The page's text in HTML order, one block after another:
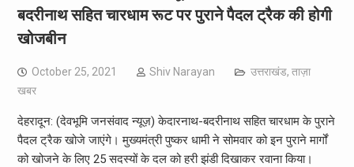
बदरीनाथ सहित चारधाम रूट पर पुराने पैदल ट्रैक की होगी
खोजबीन
October 25, 2021 Shiv Narayan उत्तराखंड, ताज़ा
खबर
देहरादून: (देवभूमि जनसंवाद न्यूज़) केदारनाथ-बदरीनाथ सहित चारधाम के पुराने
पैदल ट्रैक खोजे जाएंगे। मुख्यमंत्री पुष्कर धामी ने सोमवार को इन पुराने मार्गों
को खोजने के लिए 25 सदस्यों के दल को हरी झंडी दिखाकर रवाना किया।